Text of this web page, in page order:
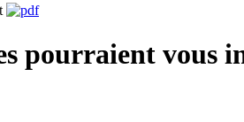
pourraient vous